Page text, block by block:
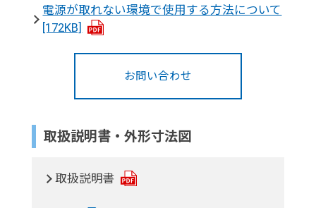
電源が取れない環境で使用する方法について
[172KB]
お問い合わせ
取扱説明書・外形寸法図
取扱説明書